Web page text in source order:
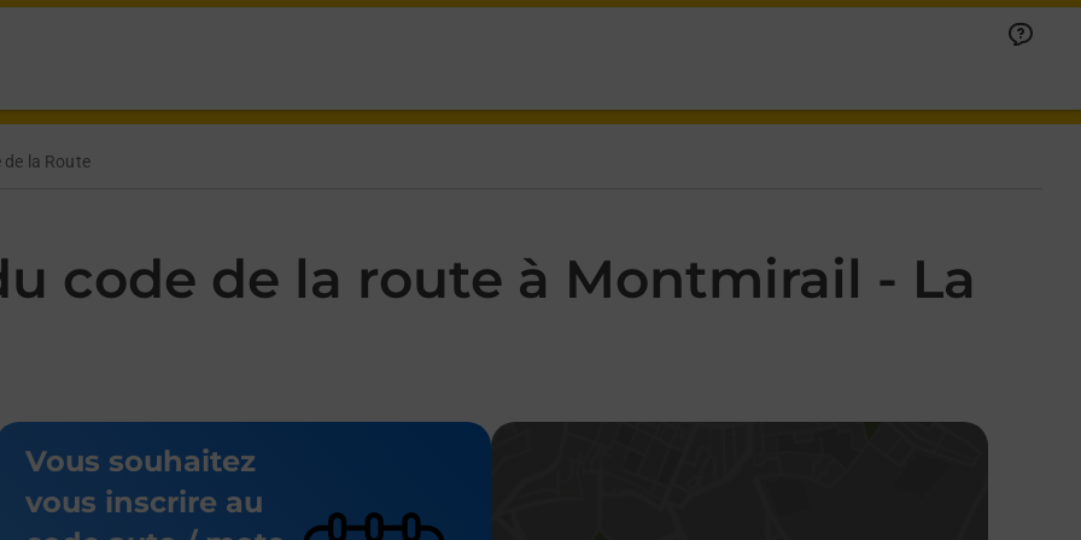
de la Route
code de la route à Montmirail - La
Vous souhaitez
vous inscrire au
at 9 Rue Lucien Mathieu Montmirail,